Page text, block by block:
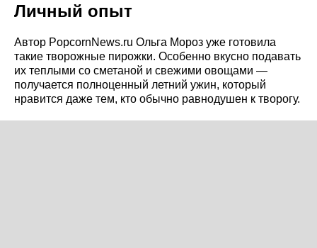
Личный опыт
Автор PopcornNews.ru Ольга Мороз уже готовила
такие творожные пирожки. Особенно вкусно подавать
их теплыми со сметаной и свежими овощами —
получается полноценный летний ужин, который
нравится даже тем, кто обычно равнодушен к творогу.